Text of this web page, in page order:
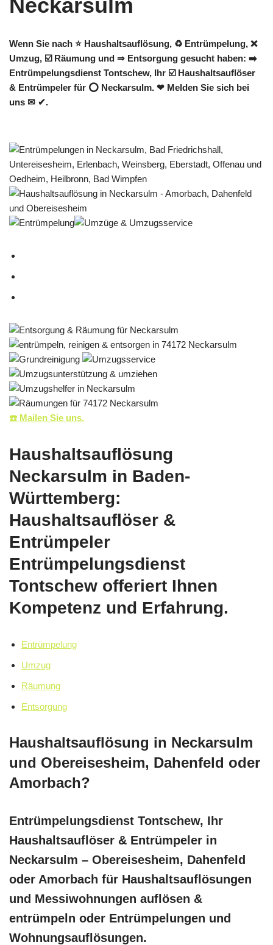
Wenn Sie nach ⭐ Haushaltsauflösung, ♻ Entrümpelung, ❌
Umzug, ☑️ Räumung und ⇒ Entsorgung gesucht haben: ➡️
Entrümpelungsdienst Tontschew, Ihr ☑️ Haushaltsauflöser
& Entrümpeler für ⭕ Neckarsulm. ❤ Melden Sie sich bei
uns ✉ ✔.
☎️ Mailen Sie uns.
Haushaltsauflösung
Neckarsulm in Baden-
Württemberg:
Haushaltsauflöser &
Entrümpeler
Entrümpelungsdienst
Tontschew offeriert Ihnen
Kompetenz und Erfahrung.
Entrümpelung
Umzug
Räumung
Entsorgung
Haushaltsauflösung in Neckarsulm
und Obereisesheim, Dahenfeld oder
Amorbach?
Entrümpelungsdienst Tontschew, Ihr
Haushaltsauflöser & Entrümpeler in
Neckarsulm – Obereisesheim, Dahenfeld
oder Amorbach für Haushaltsauflösungen
und Messiwohnungen auflösen &
entrümpeln oder Entrümpelungen und
Wohnungsauflösungen.